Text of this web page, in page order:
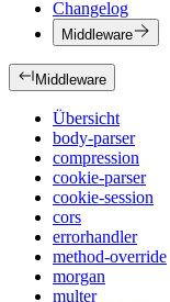
Changelog
Middleware
Middleware
Übersicht
body-parser
compression
cookie-parser
cookie-session
cors
errorhandler
method-override
morgan
multer